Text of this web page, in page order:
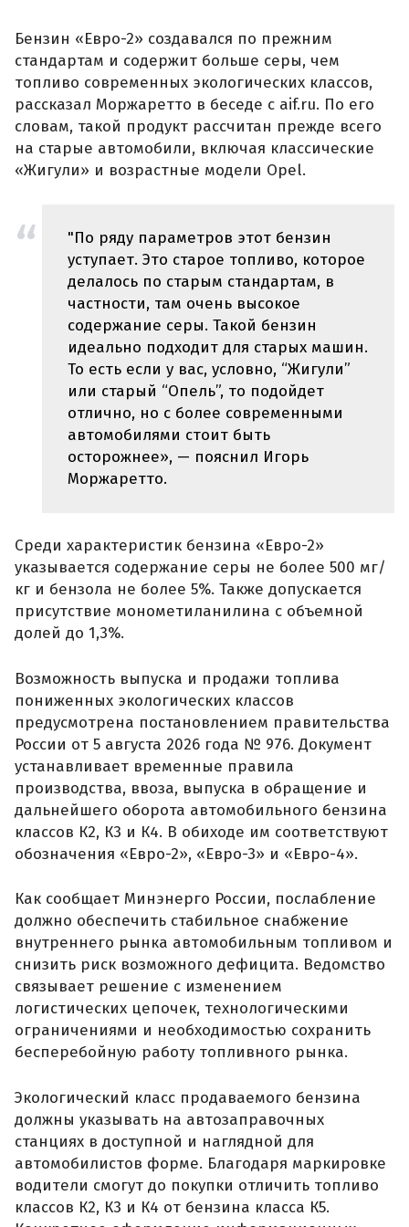
Бензин «Евро-2» создавался по прежним
стандартам и содержит больше серы, чем
топливо современных экологических классов,
рассказал Моржаретто в беседе с aif.ru. По его
словам, такой продукт рассчитан прежде всего
на старые автомобили, включая классические
«Жигули» и возрастные модели Opel.
"По ряду параметров этот бензин
уступает. Это старое топливо, которое
делалось по старым стандартам, в
частности, там очень высокое
содержание серы. Такой бензин
идеально подходит для старых машин.
То есть если у вас, условно, “Жигули”
или старый “Опель”, то подойдет
отлично, но с более современными
автомобилями стоит быть
осторожнее», — пояснил Игорь
Моржаретто.
Среди характеристик бензина «Евро-2»
указывается содержание серы не более 500 мг/
кг и бензола не более 5%. Также допускается
присутствие монометиланилина с объемной
долей до 1,3%.
Возможность выпуска и продажи топлива
пониженных экологических классов
предусмотрена постановлением правительства
России от 5 августа 2026 года № 976. Документ
устанавливает временные правила
производства, ввоза, выпуска в обращение и
дальнейшего оборота автомобильного бензина
классов К2, К3 и К4. В обиходе им соответствуют
обозначения «Евро-2», «Евро-3» и «Евро-4».
Как сообщает Минэнерго России, послабление
должно обеспечить стабильное снабжение
внутреннего рынка автомобильным топливом и
снизить риск возможного дефицита. Ведомство
связывает решение с изменением
логистических цепочек, технологическими
ограничениями и необходимостью сохранить
бесперебойную работу топливного рынка.
Экологический класс продаваемого бензина
должны указывать на автозаправочных
станциях в доступной и наглядной для
автомобилистов форме. Благодаря маркировке
водители смогут до покупки отличить топливо
классов К2, К3 и К4 от бензина класса К5.